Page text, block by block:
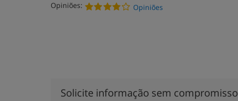
Opiniões:
Opiniões
Solicite informação sem compromisso